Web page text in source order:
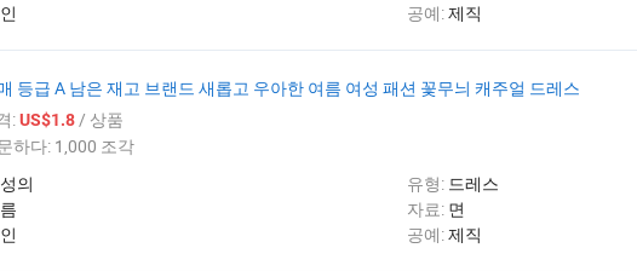
공예:제직
등급 A 남은 재고 브랜드 새롭고 우아한 여름 여성 패션 꽃무늬 캐주얼 드레스
:US$1.8/ 상품
하다: 1,000 조각
의 유형: 드레스
자료: 면
공예:제직